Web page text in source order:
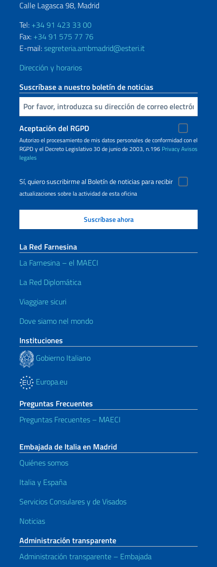
Calle Lagasca 98, Madrid
Tel: +34 91 423 33 00
Fax: +34 91 575 77 76
E-mail:segreteria.ambmadrid@esteri.it
Dirección y horarios
Suscríbase a nuestro boletín de noticias
Inserta tu correo electronico
Aceptación del RGPD
Autorizo ​​el procesamiento de mis datos personales de conformidad con el
RGPD y el Decreto Legislativo 30 de junio de 2003, n.196 PrivacyAvisos
legales
Sí, quiero suscribirme al Boletín de noticias para recibir
actualizaciones sobre la actividad de esta oficina
La Red Farnesina
La Farnesina – el MAECI
La Red Diplomática
Viaggiare sicuri
Dove siamo nel mondo
Instituciones
Gobierno Italiano
Europa.eu
Preguntas Frecuentes
Preguntas Frecuentes – MAECI
Embajada de Italia en Madrid
Quiénes somos
Italia y España
Servicios Consulares y de Visados
Noticias
Administración transparente
Administración transparente – Embajada